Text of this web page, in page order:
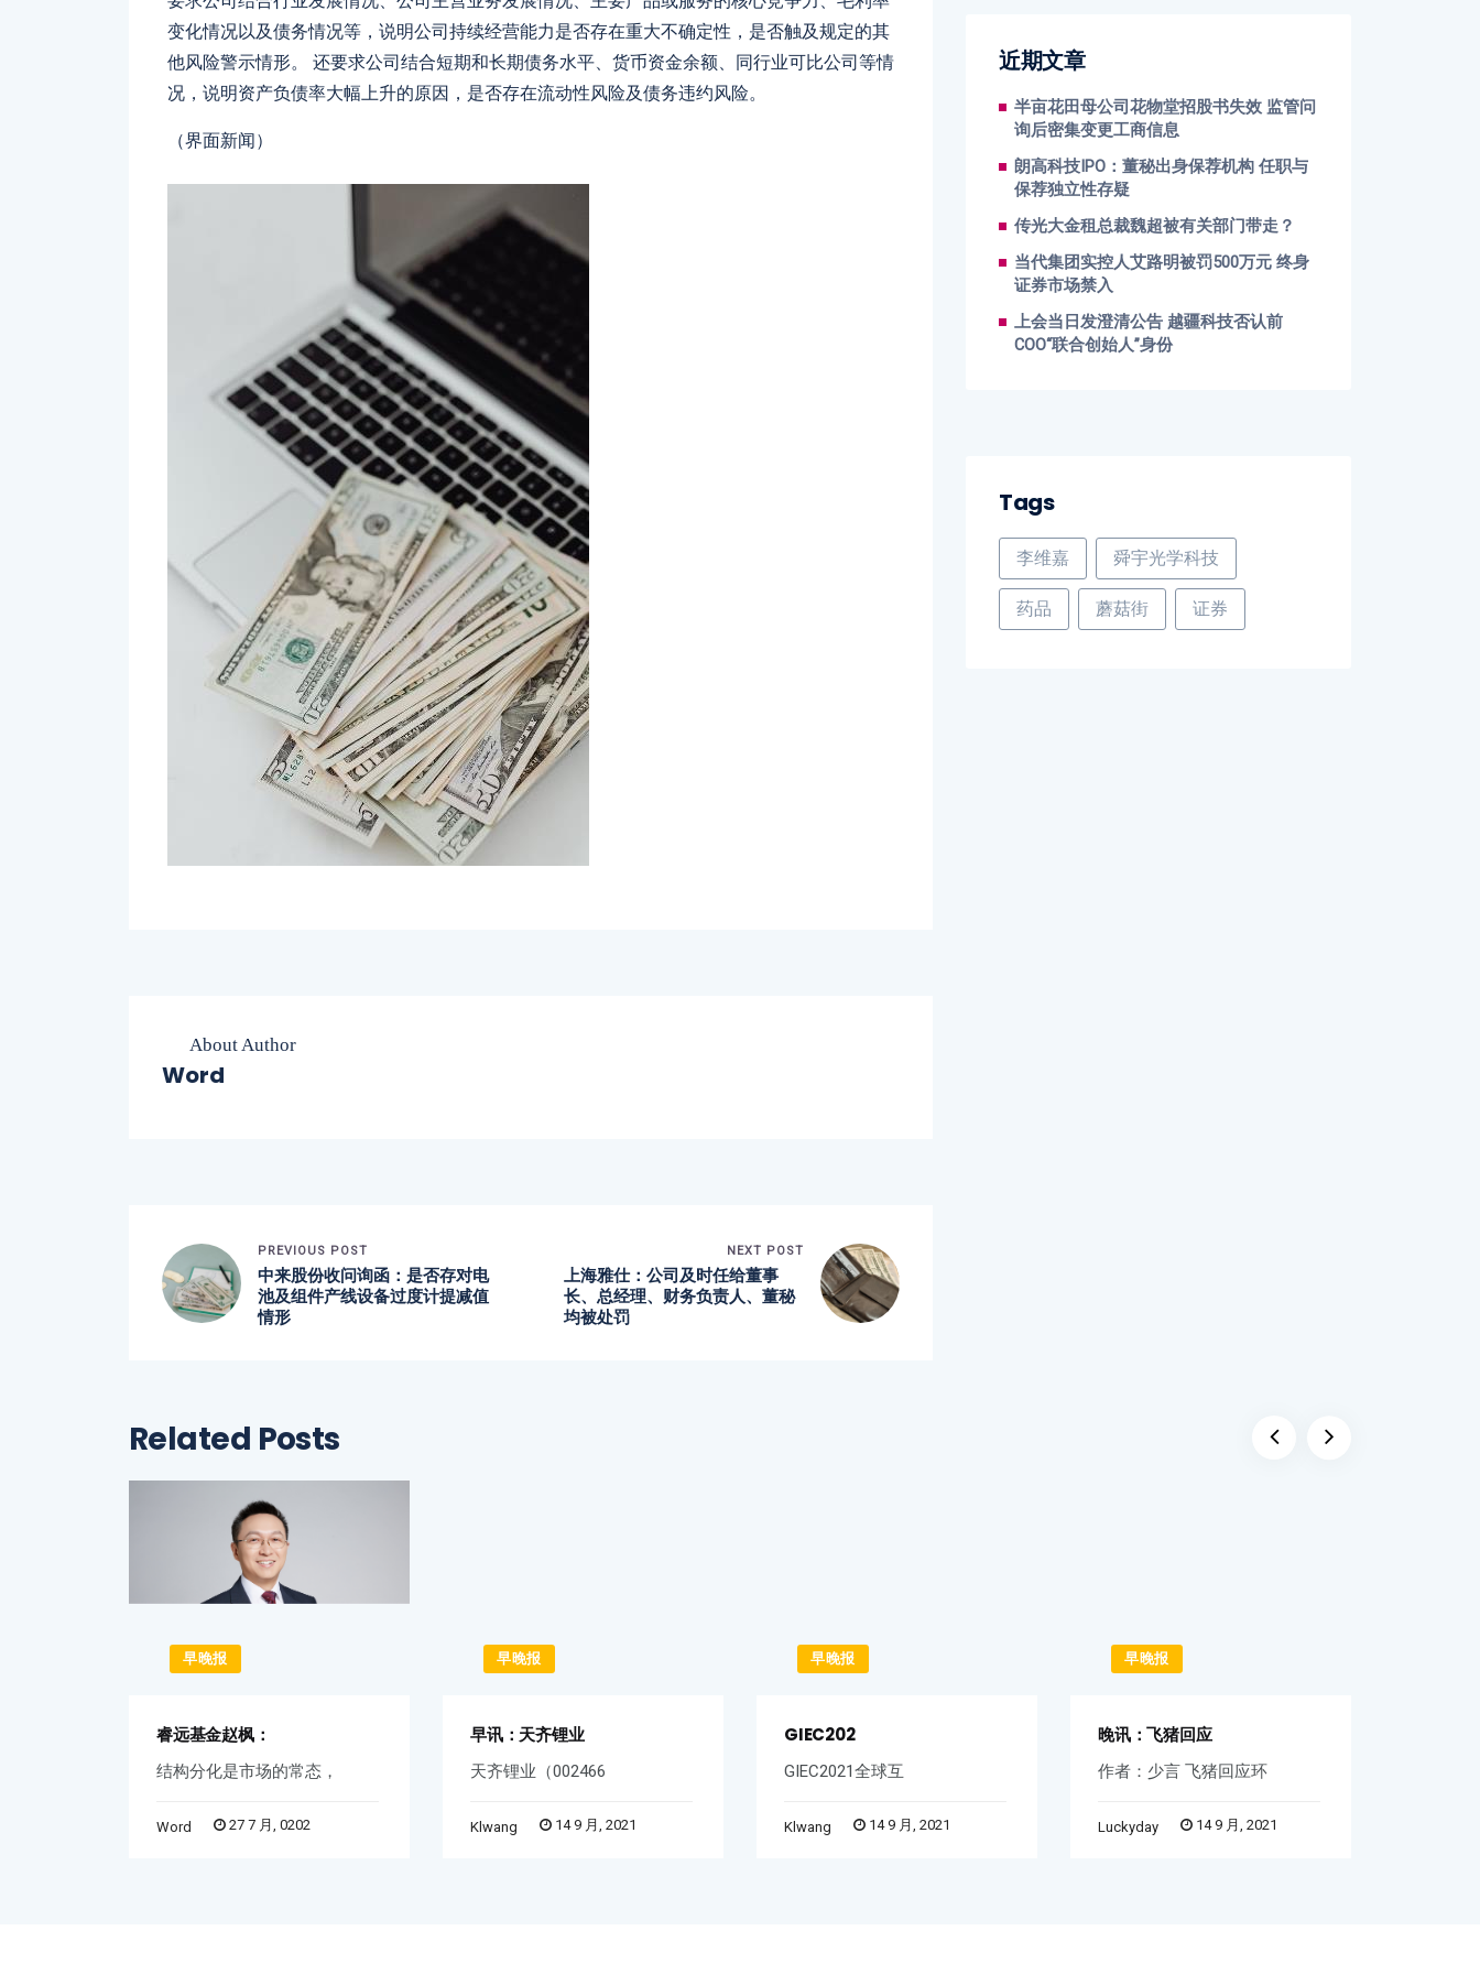
变化情况以及债务情况等，说明公司持续经营能力是否存在重大不确定性，是否触及规定的其
他风险警示情形。 还要求公司结合短期和长期债务水平、货币资金余额、同行业可比公司等情
况，说明资产负债率大幅上升的原因，是否存在流动性风险及债务违约风险。
（界面新闻）
About Author
Word
PREVIOUS POST
中来股份收问询函：是否存对电
池及组件产线设备过度计提减值
情形
NEXT POST
上海雅仕：公司及时任给董事
长、总经理、财务负责人、董秘
均被处罚
近期文章
半亩花田母公司花物堂招股书失效 监管问
询后密集变更工商信息
朗高科技IPO：董秘出身保荐机构 任职与
保荐独立性存疑
传光大金租总裁魏超被有关部门带走？
当代集团实控人艾路明被罚500万元 终身
证券市场禁入
上会当日发澄清公告 越疆科技否认前
COO“联合创始人”身份
Tags
李维嘉 舜宇光学科技
药品 蘑菇街 证券
Related Posts
早晚报
睿远基金赵枫：
结构分化是市场的常态，
Word 27 7 月, 0202
早晚报
早讯：天齐锂业
天齐锂业（002466
Klwang 14 9 月, 2021
早晚报
GIEC202
GIEC2021全球互
Klwang 14 9 月, 2021
早晚报
晚讯：飞猪回应
作者：少言 飞猪回应环
Luckyday 14 9 月, 2021